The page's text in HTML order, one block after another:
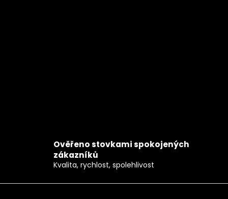
Ověřeno stovkami spokojených
zákazníků
Kvalita, rychlost, spolehlivost
Zápatí